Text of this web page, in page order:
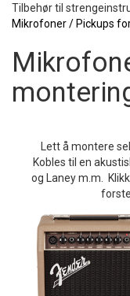
Tilbehør til
Mikrofoner / Pickups
Lett å montere
Kobles til en
og Laney m.m.